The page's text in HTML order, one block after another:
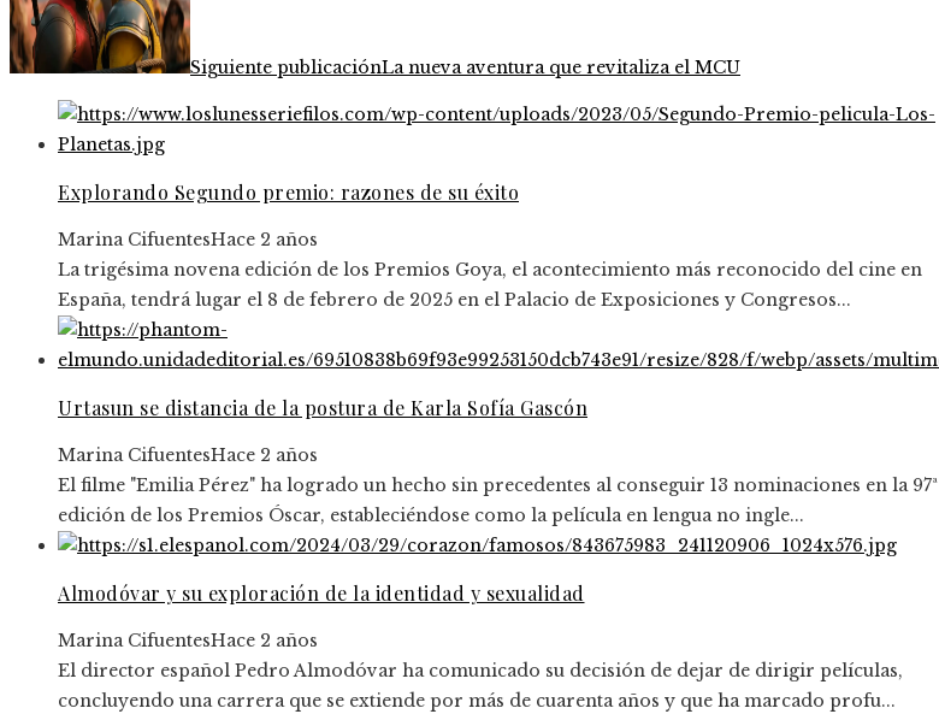
Siguiente publicaciónLa nueva aventura que revitaliza el MCU
Explorando Segundo premio: razones de su éxito
Marina CifuentesHace 2 años
La trigésima novena edición de los Premios Goya, el acontecimiento más reconocido del cine en
España, tendrá lugar el 8 de febrero de 2025 en el Palacio de Exposiciones y Congresos...
Urtasun se distancia de la postura de Karla Sofía Gascón
Marina CifuentesHace 2 años
El filme "Emilia Pérez" ha logrado un hecho sin precedentes al conseguir 13 nominaciones en la 97ª
edición de los Premios Óscar, estableciéndose como la película en lengua no ingle...
Almodóvar y su exploración de la identidad y sexualidad
Marina CifuentesHace 2 años
El director español Pedro Almodóvar ha comunicado su decisión de dejar de dirigir películas,
concluyendo una carrera que se extiende por más de cuarenta años y que ha marcado profu...